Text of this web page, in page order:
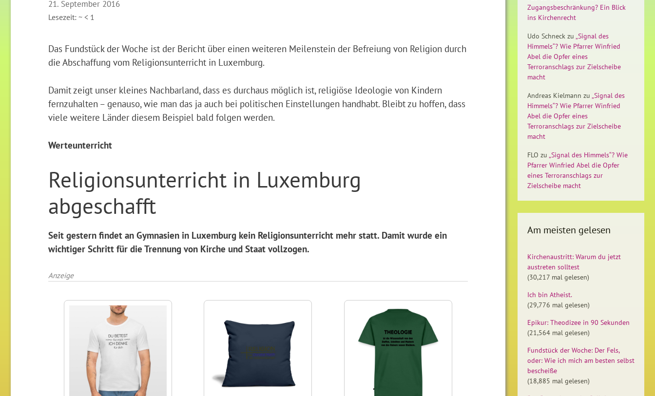
21. September 2016
Lesezeit: ~< 1
Das Fundstück der Woche ist der Bericht über einen weiteren Meilenstein der Befreiung von Religion durch
die Abschaffung vom Religionsunterricht in Luxemburg.
Damit zeigt unser kleines Nachbarland, dass es durchaus möglich ist, religiöse Ideologie von Kindern
fernzuhalten – genauso, wie man das ja auch bei politischen Einstellungen handhabt. Bleibt zu hoffen, dass
viele weitere Länder diesem Beispiel bald folgen werden.
Werteunterricht
Religionsunterricht in Luxemburg
abgeschafft
Seit gestern findet an Gymnasien in Luxemburg kein Religionsunterricht mehr statt. Damit wurde ein
wichtiger Schritt für die Trennung von Kirche und Staat vollzogen.
Anzeige
Zugangsbeschränkung? Ein Blick
ins Kirchenrecht
Udo Schneck zu „Signal des
Himmels“? Wie Pfarrer Winfried
Abel die Opfer eines
Terroranschlags zur Zielscheibe
macht
Andreas Kielmann zu „Signal des
Himmels“? Wie Pfarrer Winfried
Abel die Opfer eines
Terroranschlags zur Zielscheibe
macht
FLO zu „Signal des Himmels“? Wie
Pfarrer Winfried Abel die Opfer
eines Terroranschlags zur
Zielscheibe macht
Am meisten gelesen
Kirchenaustritt: Warum du jetzt
austreten solltest
(30,217 mal gelesen)
Ich bin Atheist.
(29,776 mal gelesen)
Epikur: Theodizee in 90 Sekunden
(21,564 mal gelesen)
Fundstück der Woche: Der Fels,
oder: Wie ich mich am besten selbst
bescheiße
(18,885 mal gelesen)